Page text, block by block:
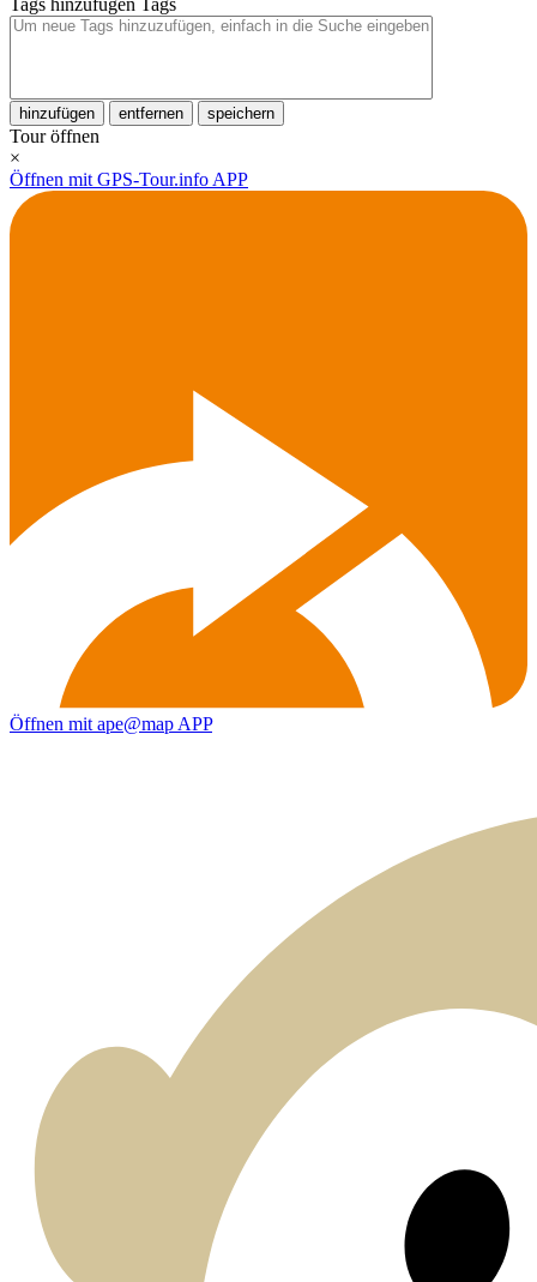
hinzufügen entfernen speichern
Tour öffnen
×
Öffnen mit GPS-Tour.info APP
Öffnen mit ape@map APP